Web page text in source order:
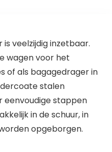
veelzijdig inzetbaar.
wagen voor het
of als bagagedrager in
stalen
eenvoudige stappen
in de schuur, in
opgeborgen.